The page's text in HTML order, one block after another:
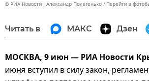
© РИА Новости . Александр Полегенько Перейти в
Читать в МАКС Дзен
МОСКВА, 9 июн — РИА Новости
июня вступил в силу закон,